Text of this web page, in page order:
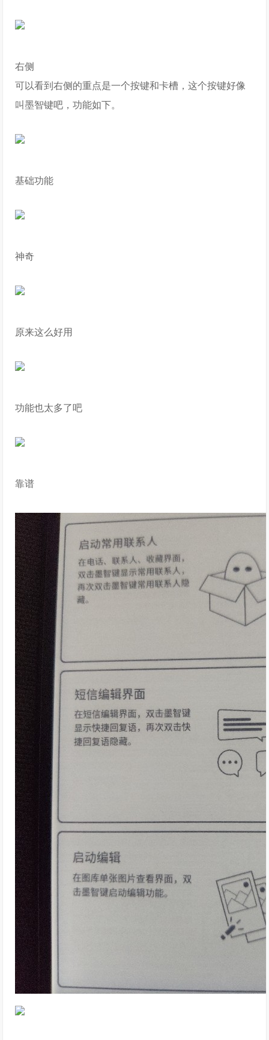
右侧
可以看到右侧的重点是一个按键和卡槽，这个按键好像
叫墨智键吧，功能如下。
基础功能
神奇
原来这么好用
功能也太多了吧
靠谱